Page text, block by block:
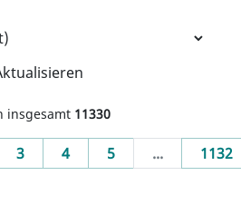
insgesamt 11330
3 4 5 ... 1132